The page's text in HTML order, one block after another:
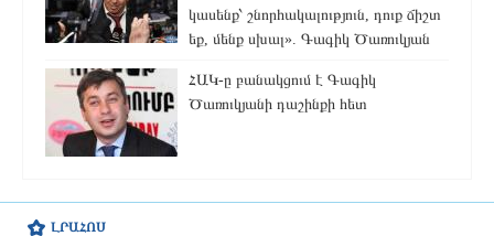
ԼՐԱՀՈՍ
կասենք՝ շնորհակալություն, դուք ճիշտ
եք, մենք սխալ». Գագիկ Ծառուկյան
ՀԱԿ-ը բանակցում է Գագիկ
Ծառուկյանի դաշինքի հետ